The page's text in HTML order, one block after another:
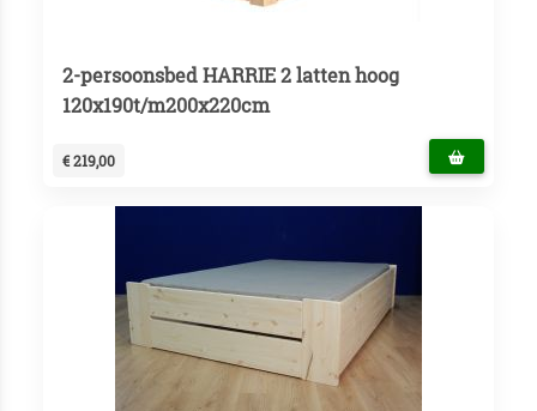
2-persoonsbed HARRIE 2 latten hoog
120x190t/m200x220cm
€ 219,00